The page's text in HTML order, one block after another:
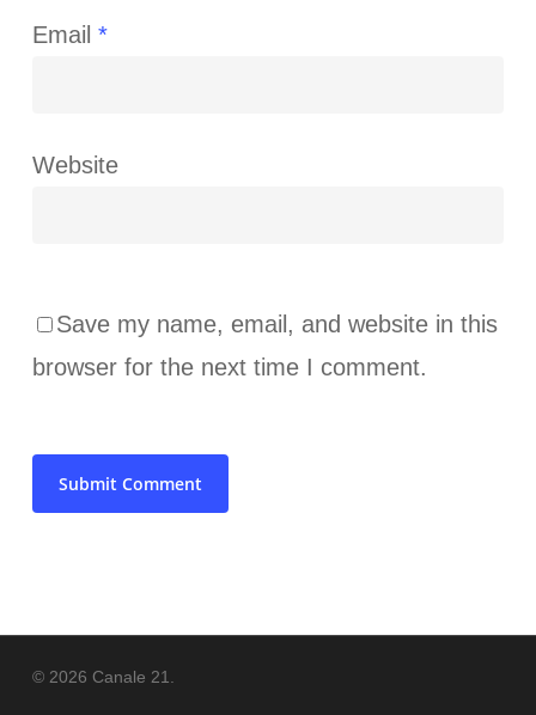
Email *
Website
Save my name, email, and website in this
browser for the next time I comment.
© 2026 Canale 21.